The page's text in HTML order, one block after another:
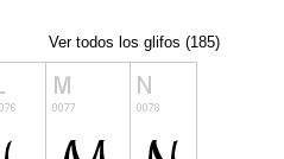
Ver todos los glifos (185)